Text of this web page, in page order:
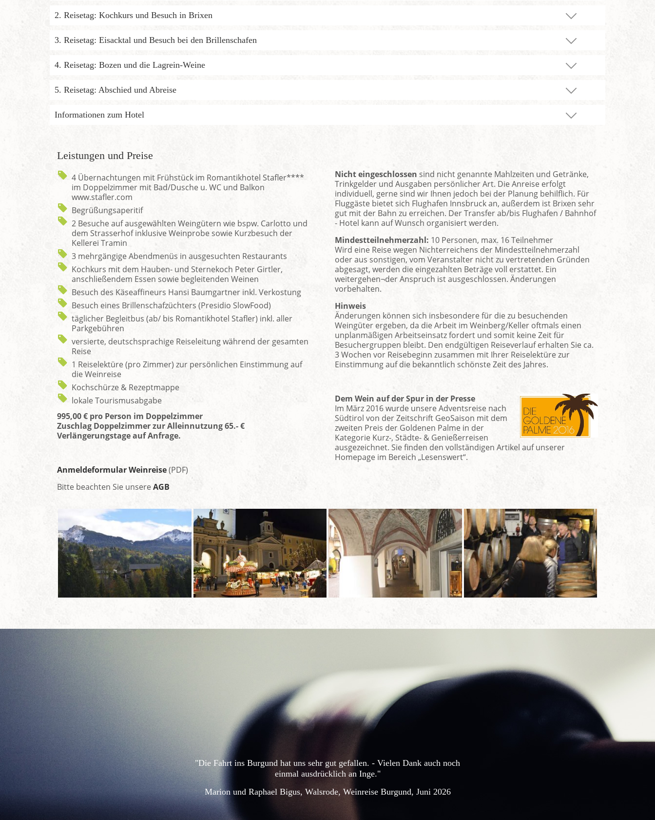
2. Reisetag: Kochkurs und Besuch in Brixen
3. Reisetag: Eisacktal und Besuch bei den Brillenschafen
4. Reisetag: Bozen und die Lagrein-Weine
5. Reisetag: Abschied und Abreise
Informationen zum Hotel
Leistungen und Preise
4 Übernachtungen mit Frühstück im Romantikhotel Stafler****
im Doppelzimmer mit Bad/Dusche u. WC und Balkon
www.stafler.com
Begrüßungsaperitif
2 Besuche auf ausgewählten Weingütern wie bspw. Carlotto und
dem Strasserhof inklusive Weinprobe sowie Kurzbesuch der
Kellerei Tramin
3 mehrgängige Abendmenüs in ausgesuchten Restaurants
Kochkurs mit dem Hauben- und Sternekoch Peter Girtler,
anschließendem Essen sowie begleitenden Weinen
Besuch des Käseaffineurs Hansi Baumgartner inkl. Verkostung
Besuch eines Brillenschafzüchters (Presidio SlowFood)
täglicher Begleitbus (ab/ bis Romantikhotel Stafler) inkl. aller
Parkgebühren
versierte, deutschsprachige Reiseleitung während der gesamten
Reise
1 Reiselektüre (pro Zimmer) zur persönlichen Einstimmung auf
die Weinreise
Kochschürze & Rezeptmappe
lokale Tourismusabgabe
995,00 € pro Person im Doppelzimmer
Zuschlag Doppelzimmer zur Alleinnutzung 65.- €
Verlängerungstage auf Anfrage.
Anmeldeformular Weinreise(PDF)
Bitte beachten Sie unsereAGB
Nicht eingeschlossen sind nicht genannte Mahlzeiten und Getränke,
Trinkgelder und Ausgaben persönlicher Art. Die Anreise erfolgt
individuell, gerne sind wir Ihnen jedoch bei der Planung behilflich. Für
Fluggäste bietet sich Flughafen Innsbruck an, außerdem ist Brixen sehr
gut mit der Bahn zu erreichen. Der Transfer ab/bis Flughafen / Bahnhof
- Hotel kann auf Wunsch organisiert werden.
Mindestteilnehmerzahl: 10 Personen, max. 16 Teilnehmer
Wird eine Reise wegen Nichterreichens der Mindestteilnehmerzahl
oder aus sonstigen, vom Veranstalter nicht zu vertretenden Gründen
abgesagt, werden die eingezahlten Beträge voll erstattet. Ein
weitergehen¬der Anspruch ist ausgeschlossen. Änderungen
vorbehalten.
Hinweis
Änderungen können sich insbesondere für die zu besuchenden
Weingüter ergeben, da die Arbeit im Weinberg/Keller oftmals einen
unplanmäßigen Arbeitseinsatz fordert und somit keine Zeit für
Besuchergruppen bleibt. Den endgültigen Reiseverlauf erhalten Sie ca.
3 Wochen vor Reisebeginn zusammen mit Ihrer Reiselektüre zur
Einstimmung auf die bekanntlich schönste Zeit des Jahres.
Dem Wein auf der Spur in der Presse
Im März 2016 wurde unsere Adventsreise nach
Südtirol von der Zeitschrift GeoSaison mit dem
zweiten Preis der Goldenen Palme in der
Kategorie Kurz-, Städte- & Genießerreisen
ausgezeichnet. Sie finden den vollständigen Artikel auf unserer
Homepage im Bereich „Lesenswert“.
"Die Fahrt ins Burgund hat uns sehr gut gefallen. - Vielen Dank auch noch
einmal ausdrücklich an Inge."
Marion und Raphael Bigus, Walsrode, Weinreise Burgund, Juni 2026